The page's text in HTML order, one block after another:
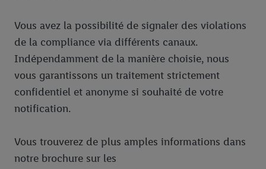
Vous avez la possibilité de signaler des violations
de la compliance via différents canaux.
Indépendamment de la manière choisie, nous
vous garantissons un traitement strictement
confidentiel et anonyme si souhaité de votre
notification.
Vous trouverez de plus amples informations dans
notre brochure sur les